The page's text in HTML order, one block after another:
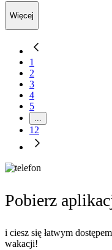
Więcej
1
2
3
4
5
...
12
Pobierz
i ciesz się łatwym
wakacji!